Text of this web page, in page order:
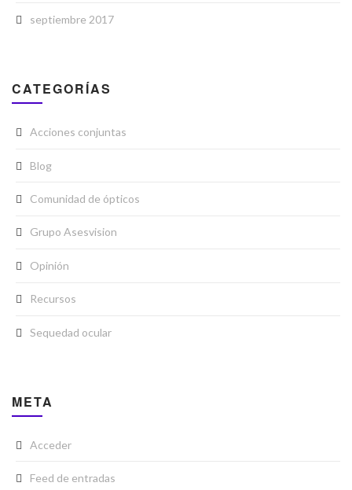
septiembre 2017
CATEGORÍAS
Acciones conjuntas
Blog
Comunidad de ópticos
Grupo Asesvision
Opinión
Recursos
Sequedad ocular
META
Acceder
Feed de entradas